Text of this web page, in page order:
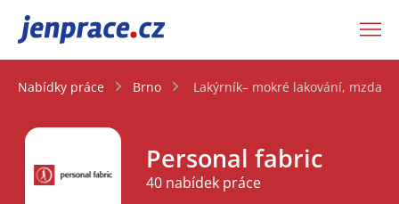
JenPráce.cz
Nabídky práce Brno Lakýrník– mokré lakování, mzda
Personal fabric
40 nabídek práce